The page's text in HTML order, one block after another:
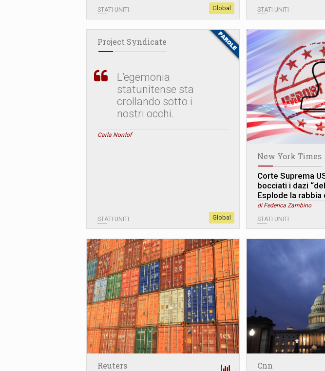
STATI UNITI Global STATI UNITI
Project Syndicate
L’egemonia
statunitense sta
crollando sotto i
nostri occhi.
Carla Norrlof
STATI UNITI Global
New York Times
Corte Suprema
bocciati i dazi
Esplode la rabbia
di Federica Zambino
STATI UNITI
Reuters Cnn